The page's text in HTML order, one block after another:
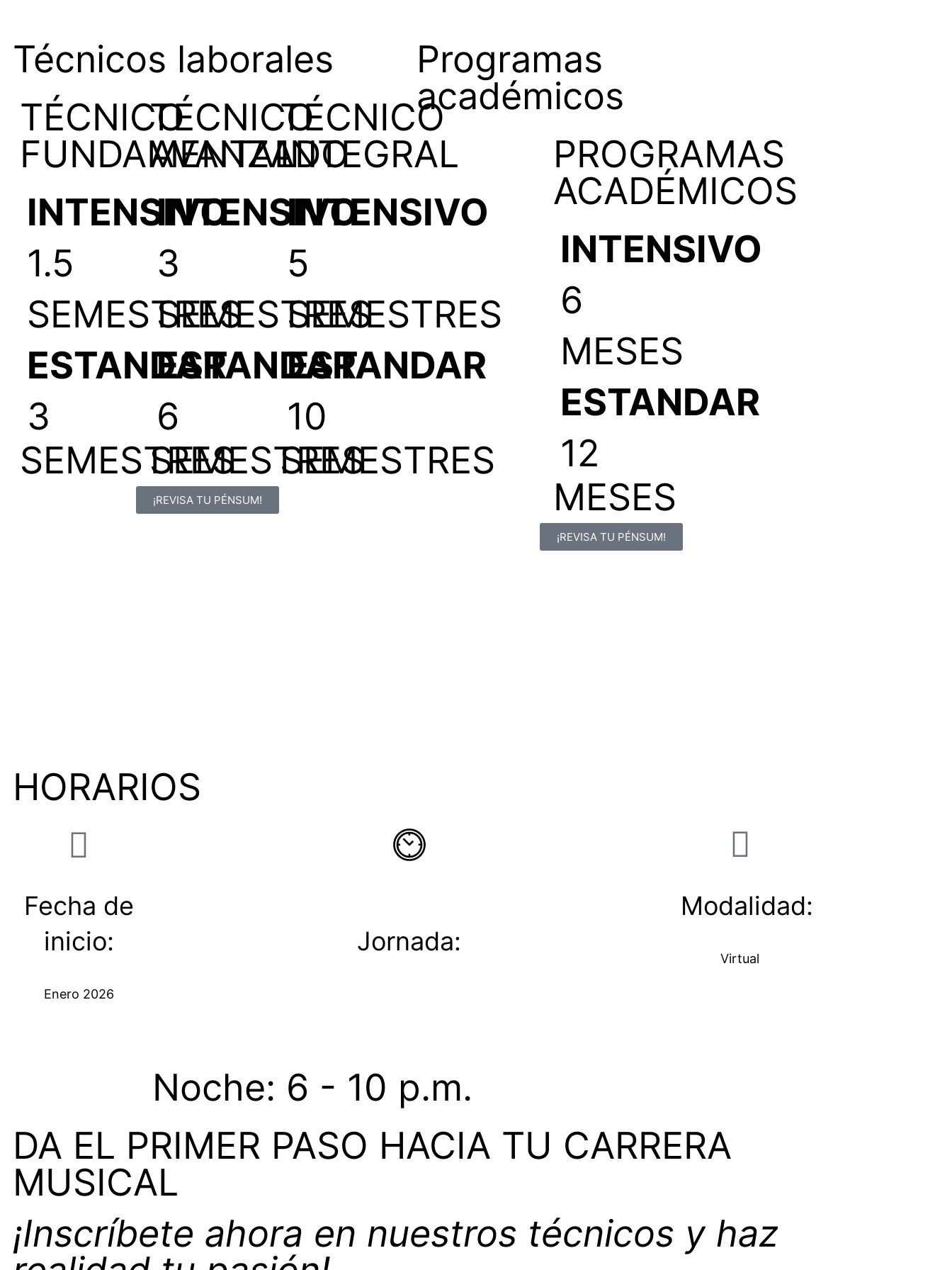
Técnicos laborales
TÉCNICO
FUNDAMENTAL
INTENSIVO
1.5
SEMESTRES
ESTANDAR
3
SEMESTRES
TÉCNICO
AVANZADO
INTENSIVO
3
SEMESTRES
ESTANDAR
6
SEMESTRES
TÉCNICO
INTEGRAL
INTENSIVO
5
SEMESTRES
ESTANDAR
10
SEMESTRES
¡REVISA TU PÉNSUM!
Programas
académicos
PROGRAMAS
ACADÉMICOS
INTENSIVO
6
MESES
ESTANDAR
12
MESES
¡REVISA TU PÉNSUM!
HORARIOS
Fecha de
inicio:
Enero 2026
Jornada:
Noche: 6 - 10 p.m.
Modalidad:
Virtual
DA EL PRIMER PASO HACIA TU CARRERA
MUSICAL
¡Inscríbete ahora en nuestros técnicos y haz